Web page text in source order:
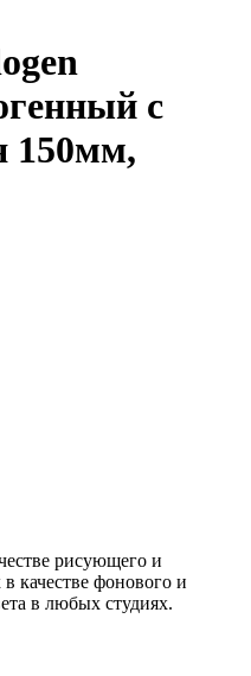
с
150мм,
рисующего и
качестве фонового и
в любых студиях.